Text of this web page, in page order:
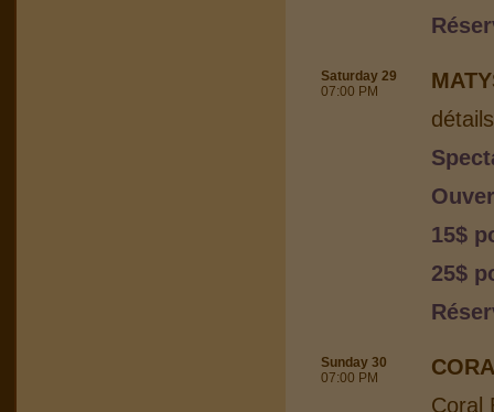
Saturday 29
07:00 PM
15$
25$
Sunday 30
07:00 PM
Coral